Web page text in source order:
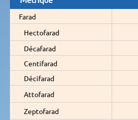
Farad
Hectofarad
Décafarad
Centifarad
Décifarad
Attofarad
Zeptofarad